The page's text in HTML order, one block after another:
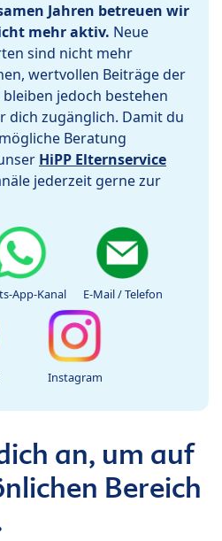
Jahren betreuen wir
mehr aktiv. Neue
sind nicht mehr
wertvollen Beiträge der
jedoch bestehen
dich zugänglich. Damit du
Beratung
HiPP Elternservice
jederzeit gerne zur
App-Kanal E-Mail / Telefon
Instagram
an, um auf
Bereich